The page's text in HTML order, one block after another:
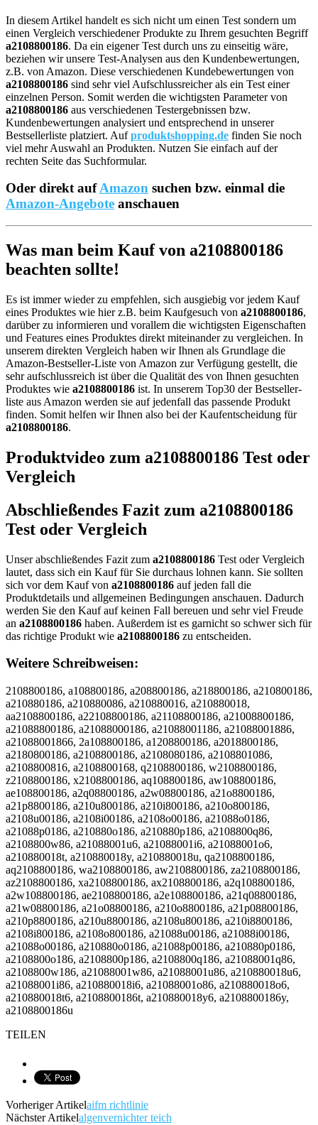
In diesem Artikel handelt es sich nicht um einen Test sondern um
einen Vergleich verschiedener Produkte zu Ihrem gesuchten Begriff
a2108800186. Da ein eigener Test durch uns zu einseitig wäre,
beziehen wir unsere Test-Analysen aus den Kundenbewertungen,
z.B. von Amazon. Diese verschiedenen Kundebewertungen von
a2108800186 sind sehr viel Aufschlussreicher als ein Test einer
einzelnen Person. Somit werden die wichtigsten Parameter von
a2108800186 aus verschiedenen Testergebnissen bzw.
Kundenbewertungen analysiert und entsprechend in unserer
Bestsellerliste platziert. Aufproduktshopping.de finden Sie noch
viel mehr Auswahl an Produkten. Nutzen Sie einfach auf der
rechten Seite das Suchformular.
Oder direkt aufAmazon suchen bzw. einmal die
Amazon-Angebote anschauen
Was man beim Kauf von a2108800186
beachten sollte!
Es ist immer wieder zu empfehlen, sich ausgiebig vor jedem Kauf
eines Produktes wie hier z.B. beim Kaufgesuch von a2108800186,
darüber zu informieren und vorallem die wichtigsten Eigenschaften
und Features eines Produktes direkt miteinander zu vergleichen. In
unserem direkten Vergleich haben wir Ihnen als Grundlage die
Amazon-Bestseller-Liste von Amazon zur Verfügung gestellt, die
sehr aufschlussreich ist über die Qualität des von Ihnen gesuchten
Produktes wie a2108800186 ist. In unserem Top30 der Bestseller-
liste aus Amazon werden sie auf jedenfall das passende Produkt
finden. Somit helfen wir Ihnen also bei der Kaufentscheidung für
a2108800186.
Produktvideo zum a2108800186 Test oder
Vergleich
Abschließendes Fazit zum a2108800186
Test oder Vergleich
Unser abschließendes Fazit zum a2108800186 Test oder Vergleich
lautet, dass sich ein Kauf für Sie durchaus lohnen kann. Sie sollten
sich vor dem Kauf von a2108800186 auf jeden fall die
Produktdetails und allgemeinen Bedingungen anschauen. Dadurch
werden Sie den Kauf auf keinen Fall bereuen und sehr viel Freude
an a2108800186 haben. Außerdem ist es garnicht so schwer sich für
das richtige Produkt wie a2108800186 zu entscheiden.
Weitere Schreibweisen:
2108800186, a108800186, a208800186, a218800186, a210800186,
a210880186, a210880086, a210880016, a210880018,
aa2108800186, a22108800186, a21108800186, a21008800186,
a21088800186, a21088000186, a21088001186, a21088001886,
a21088001866, 2a108800186, a1208800186, a2018800186,
a2180800186, a2108800186, a2108080186, a2108801086,
a2108800816, a2108800168, q2108800186, w2108800186,
z2108800186, x2108800186, aq108800186, aw108800186,
ae108800186, a2q08800186, a2w08800186, a21o8800186,
a21p8800186, a210u800186, a210i800186, a210o800186,
a2108u00186, a2108i00186, a2108o00186, a21088o0186,
a21088p0186, a210880o186, a210880p186, a2108800q86,
a2108800w86, a21088001u6, a21088001i6, a21088001o6,
a210880018t, a210880018y, a210880018u, qa2108800186,
aq2108800186, wa2108800186, aw2108800186, za2108800186,
az2108800186, xa2108800186, ax2108800186, a2q108800186,
a2w108800186, ae2108800186, a2e108800186, a21q08800186,
a21w08800186, a21o08800186, a210o8800186, a21p08800186,
a210p8800186, a210u8800186, a2108u800186, a210i8800186,
a2108i800186, a2108o800186, a21088u00186, a21088i00186,
a21088o00186, a210880o0186, a21088p00186, a210880p0186,
a2108800o186, a2108800p186, a2108800q186, a21088001q86,
a2108800w186, a21088001w86, a21088001u86, a210880018u6,
a21088001i86, a210880018i6, a21088001o86, a210880018o6,
a210880018t6, a2108800186t, a210880018y6, a2108800186y,
a2108800186u
TEILEN
Vorheriger Artikelaifm richtlinie
Nächster Artikelalgenvernichter teich